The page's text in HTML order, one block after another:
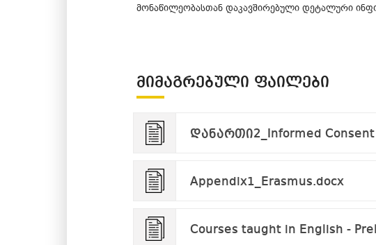
მონაწილეობასთან დაკავშირებული დეტალური
ᲛᲘᲛᲐᲒᲠᲔᲑᲣᲚᲘ ᲤᲐᲘᲚᲔᲑᲘ
დანართი2_Informed Consent
Appendix1_Erasmus.docx
Courses taught in English -